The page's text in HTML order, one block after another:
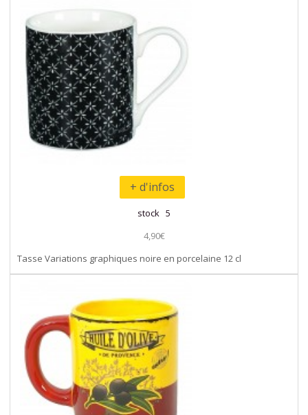
+ d'infos
stock 5
4,90€
Tasse Variations graphiques noire en porcelaine 12 cl